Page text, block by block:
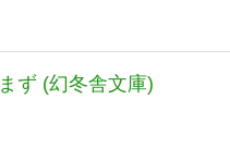
ず (幻冬舎文庫)